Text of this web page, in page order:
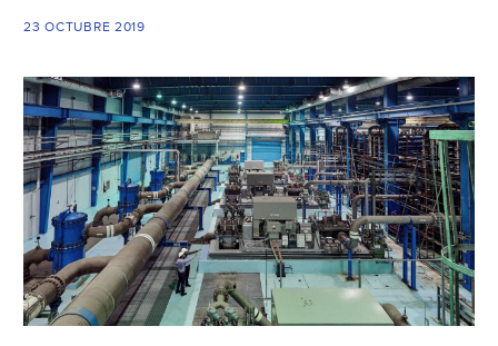
23 OCTUBRE 2019